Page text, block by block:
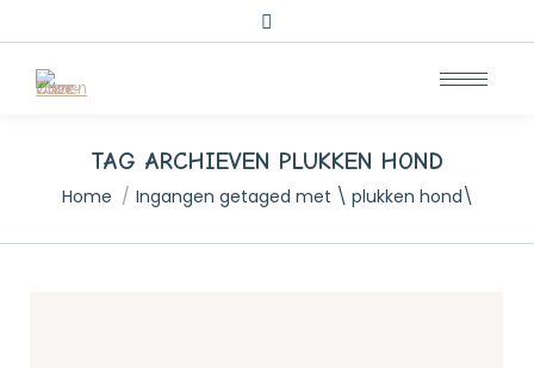
Zoeken:
TAG ARCHIEVEN PLUKKEN HOND
Je bent hier:
Home Ingangen getaged met \ plukken hond\